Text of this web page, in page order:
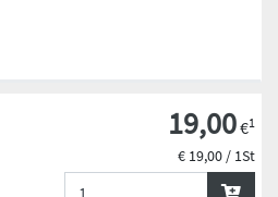
19,00€1
€ 19,00 / 1St